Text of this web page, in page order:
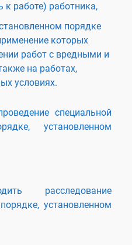
к работе) работника,
порядке
которых
работ с вредными и
на работах,
условиях.
специальной
установленном
расследование
установленном